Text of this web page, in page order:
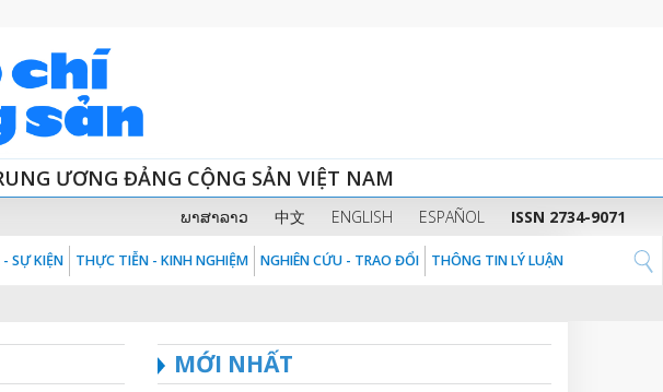
ƯƠNG ĐẢNG CỘNG SẢN VIỆT NAM
ພາສາລາວ 中文 ENGLISH ESPAÑOL ISSN 2734-9071
SỰ KIỆN THỰC TIỄN - KINH NGHIỆM NGHIÊN CỨU - TRAO ĐỔI THÔNG TIN LÝ LUẬN
MỚI NHẤT